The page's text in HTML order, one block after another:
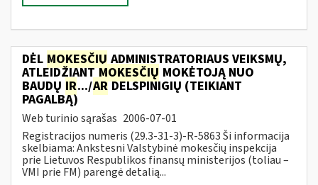
DĖL MOKESČIŲ ADMINISTRATORIAUS VEIKSMŲ,
ATLEIDŽIANTMOKESČIŲ MOKĖTOJĄ NUO
BAUDŲ IR.../ARDELSPINIGIŲ (TEIKIANT
PAGALBĄ)
Web turinio sąrašas 2006-07-01
Registracijos numeris (29.3-31-3)-R-5863 Ši informacija
skelbiama: Ankstesni Valstybinė mokesčių inspekcija
prie Lietuvos Respublikos finansų ministerijos (toliau –
VMI prie FM) parengė detalią...